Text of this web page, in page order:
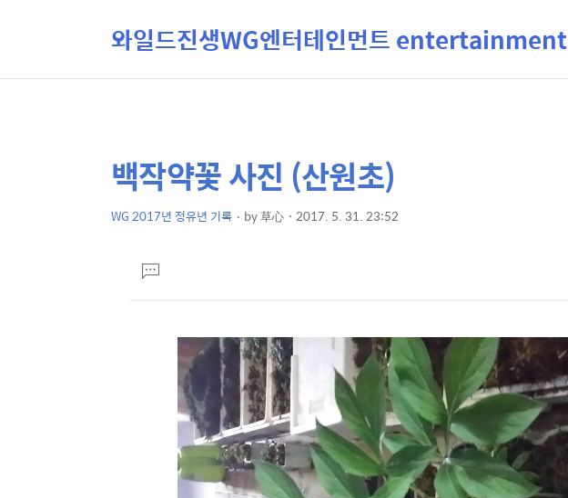
와일드진생WG엔터테인먼트 entertainment
상
컨
본
문
제
백작약꽃 사진 (산원초)
WG 2017년 정유년 기록 by草心 2017. 5. 31. 23:52
댓
글